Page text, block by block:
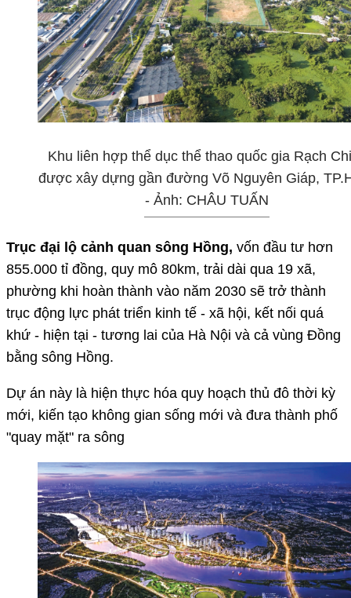
Khu liên hợp thể dục thể thao quốc gia Rạch
được xây dựng gần đường Võ Nguyên Giáp,
- Ảnh: CHÂU TUẤN
Trục đại lộ cảnh quan sông Hồng, vốn đầu tư hơn
855.000 tỉ đồng, quy mô 80km, trải dài qua 19 xã,
phường khi hoàn thành vào năm 2030 sẽ trở thành
trục động lực phát triển kinh tế - xã hội, kết nối quá
khứ - hiện tại - tương lai của Hà Nội và cả vùng Đồng
bằng sông Hồng.
Dự án này là hiện thực hóa quy hoạch thủ đô thời kỳ
mới, kiến tạo không gian sống mới và đưa thành phố
"quay mặt" ra sông